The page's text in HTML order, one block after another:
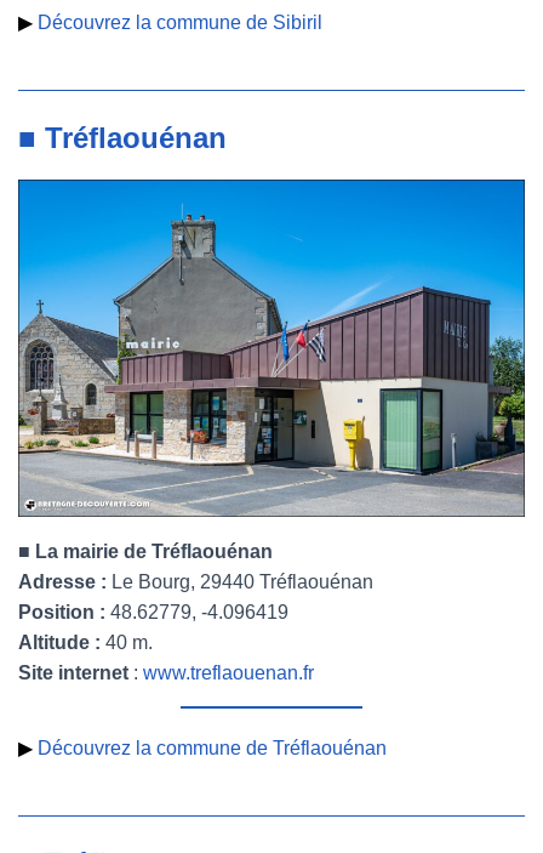
▶ Découvrez la commune de Sibiril
■ Tréflaouénan
■ La mairie de Tréflaouénan
Adresse : Le Bourg, 29440 Tréflaouénan
Position : 48.62779, -4.096419
Altitude : 40 m.
Site internet : www.treflaouenan.fr
▶ Découvrez la commune de Tréflaouénan